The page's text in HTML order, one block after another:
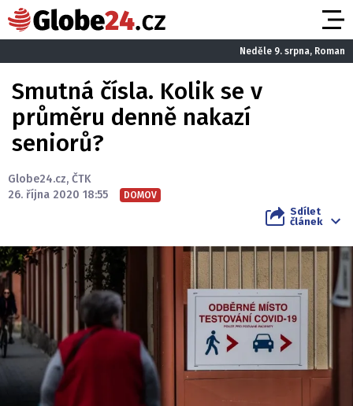
Neděle 9. srpna, Roman
Smutná čísla. Kolik se v
průměru denně nakazí
seniorů?
Globe24.cz, ČTK
26. října 2020 18:55
DOMOV
Sdílet
článek